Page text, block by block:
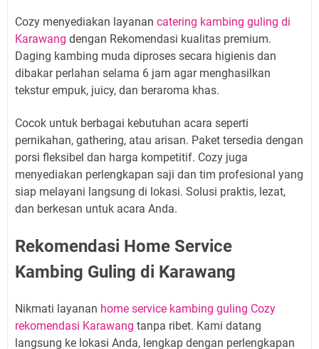
Cozy menyediakan layanan catering kambing guling di
Karawang dengan Rekomendasi kualitas premium.
Daging kambing muda diproses secara higienis dan
dibakar perlahan selama 6 jam agar menghasilkan
tekstur empuk, juicy, dan beraroma khas.
Cocok untuk berbagai kebutuhan acara seperti
pernikahan, gathering, atau arisan. Paket tersedia dengan
porsi fleksibel dan harga kompetitif. Cozy juga
menyediakan perlengkapan saji dan tim profesional yang
siap melayani langsung di lokasi. Solusi praktis, lezat,
dan berkesan untuk acara Anda.
Rekomendasi Home Service
Kambing Guling di Karawang
Nikmati layanan home service kambing guling Cozy
rekomendasi Karawang tanpa ribet. Kami datang
langsung ke lokasi Anda, lengkap dengan perlengkapan